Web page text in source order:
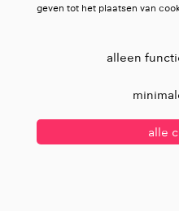
geven tot het plaatsen van
alleen
alle